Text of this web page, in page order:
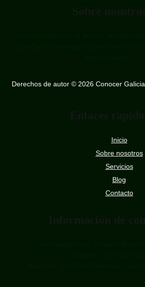
Derechos de autor © 2026 Conocer Galicia
Inicio
Sobre nosotros
Servicios
Blog
Contacto